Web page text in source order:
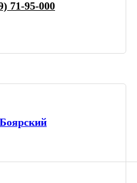
71-95-000